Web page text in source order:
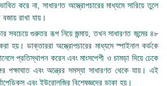
করে না, সাধারণত অস্ত্রোপচারের মাধ্যমে সারিয়ে তুলে
বজায় রাখা যায়।
সবচেয়ে গুরুতর রূপ নিয়ে জন্মায়, তখন সাধারণত জন্মের ৪৮
হয়। ডাক্তাররা অস্ত্রোপচারের মাধ্যমে স্পাইনাল কর্ডকে
প্রতিস্থাপন করেন এবং মাংসপেশী ও চামড়া দিয়ে ঢেকে
পক্ষাঘাত এবং অন্ত্রের সমস্যা সাধারণত থেকে যায়। এই
এবং ইউরোলজির বিশেষজ্ঞদের ডাকা হয়।